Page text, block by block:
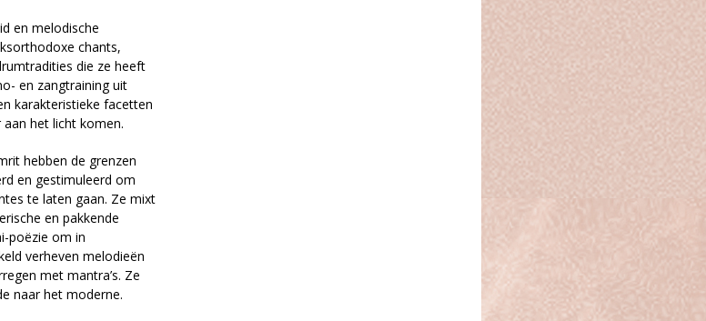
en melodische
chants,
die ze heeft
en zangtraining uit
karakteristieke facetten
het licht komen.
hebben de grenzen
en gestimuleerd om
te laten gaan. Ze mixt
en pakkende
poëzie om in
verheven melodieën
met mantra’s. Ze
naar het moderne.